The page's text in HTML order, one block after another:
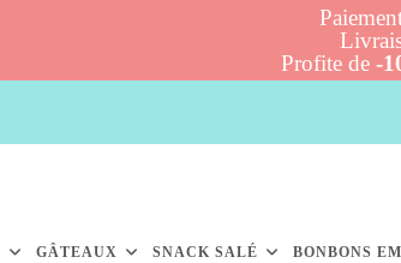
Profite de -
GÂTEAUX SNACK SALÉ BONBONS